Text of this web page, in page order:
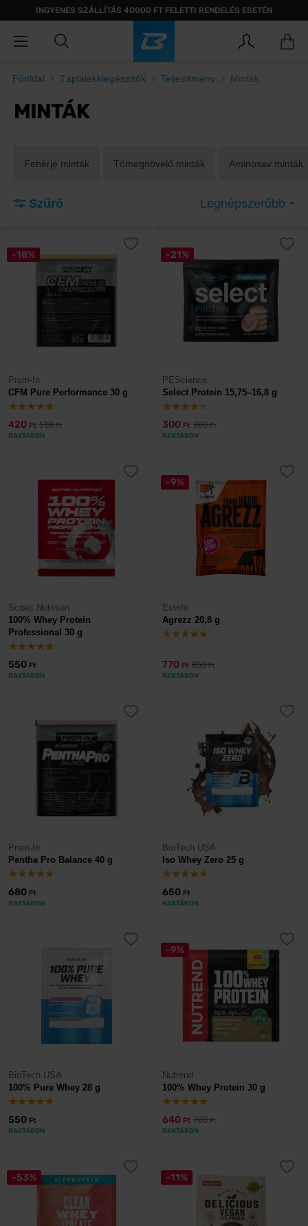
INGYENES SZÁLLÍTÁS 40000 FT FELETTI RENDELÉS ESETÉN
Főoldal Táplálékkiegészítők Teljesítmény Minták
MINTÁK
Fehérje minták Tömegnövelő minták Aminosav minták
Szűrő Legnépszerűbb
-18%
Prom-In
CFM Pure Performance 30 g
420 Ft 510Ft
RAKTÁRON
-21%
PEScience
Select Protein 15,75–16,8 g
300 Ft 380Ft
RAKTÁRON
Scitec Nutrition
100% Whey Protein
Professional 30 g
550 Ft
RAKTÁRON
-9%
Extrifit
Agrezz 20,8 g
770 Ft 850Ft
RAKTÁRON
Prom-In
Pentha Pro Balance 40 g
680 Ft
RAKTÁRON
BioTech USA
Iso Whey Zero 25 g
650 Ft
RAKTÁRON
BioTech USA
100% Pure Whey 28 g
550 Ft
RAKTÁRON
-9%
Nutrend
100% Whey Protein 30 g
640 Ft 700Ft
RAKTÁRON
-53% -11%